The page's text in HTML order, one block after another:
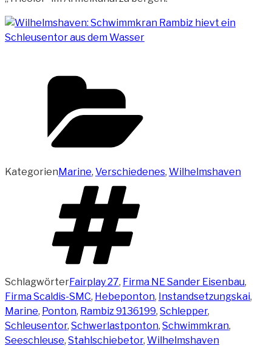
KategorienMarine, Verschiedenes, Wilhelmshaven
SchlagwörterFairplay 27, Firma NE Sander Eisenbau,
Firma Scaldis-SMC, Hebeponton, Instandsetzungskai,
Marine, Ponton, Rambiz 9136199, Schlepper,
Schleusentor, Schwerlastponton, Schwimmkran,
Seeschleuse, Stahlschiebetor, Wilhelmshaven